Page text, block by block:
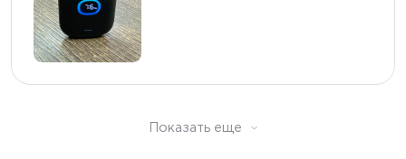
Показать еще